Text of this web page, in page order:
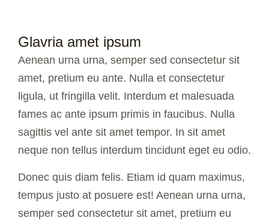
Glavria amet ipsum
Aenean urna urna, semper sed consectetur sit
amet, pretium eu ante. Nulla et consectetur
ligula, ut fringilla velit. Interdum et malesuada
fames ac ante ipsum primis in faucibus. Nulla
sagittis vel ante sit amet tempor. In sit amet
neque non tellus interdum tincidunt eget eu odio.
Donec quis diam felis. Etiam id quam maximus,
tempus justo at posuere est! Aenean urna urna,
semper sed consectetur sit amet, pretium eu